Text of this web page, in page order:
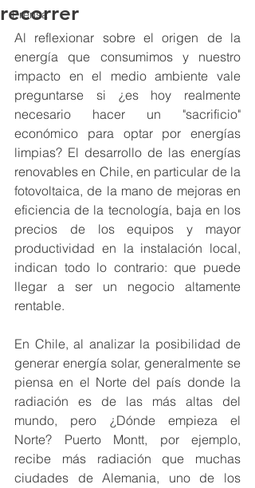
Prensa
recorrer
Al reflexionar sobre el origen de la
energía que consumimos y nuestro
impacto en el medio ambiente vale
preguntarse si ¿es hoy realmente
necesario hacer un "sacrificio"
económico para optar por energías
limpias? El desarrollo de las energías
renovables en Chile, en particular de la
fotovoltaica, de la mano de mejoras en
eficiencia de la tecnología, baja en los
precios de los equipos y mayor
productividad en la instalación local,
indican todo lo contrario: que puede
llegar a ser un negocio altamente
rentable.
En Chile, al analizar la posibilidad de
generar energía solar, generalmente se
piensa en el Norte del país donde la
radiación es de las más altas del
mundo, pero ¿Dónde empieza el
Norte? Puerto Montt, por ejemplo,
recibe más radiación que muchas
ciudades de Alemania, uno de los